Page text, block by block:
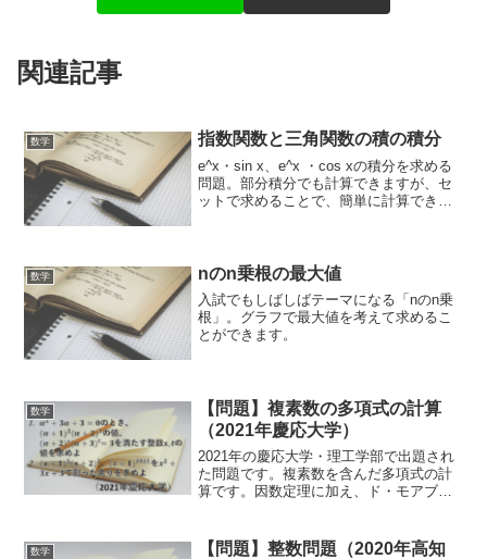
関連記事
数学 指数関数と三角関数の積の積分
e^x・sin x、e^x ・cos xの積分を求める
問題。部分積分でも計算できますが、セ
ットで求めることで、簡単に計算できま
数学 nのn乗根の最大値
入試でもしばしばテーマになる「nのn乗
根」。グラフで最大値を考えて求めるこ
とができます。
数学
【問題】複素数の多項式の計算
（2021年慶応大学）
2021年の慶応大学・理工学部で出題され
た問題です。複素数を含んだ多項式の計
算です。因数定理に加え、ド・モアブル
数学
【問題】整数問題（2020年高知